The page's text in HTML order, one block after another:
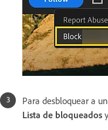
Para desbloquear a
Lista de bloqueados